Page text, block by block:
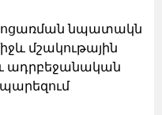
նպատակն
մշակութային
ադրբեջանական